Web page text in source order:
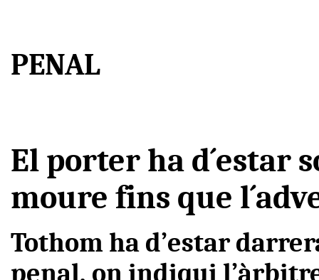
PENAL
El porter ha d´estar
moure fins que
Tothom ha d’estar
penal, on indiqui